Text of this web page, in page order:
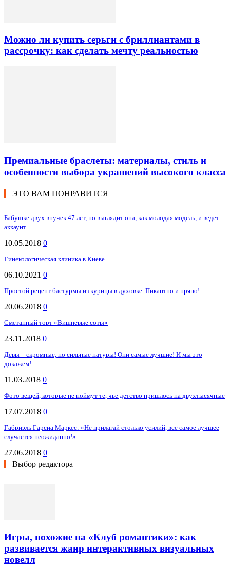
Можно ли купить серьги с бриллиантами в
рассрочку: как сделать мечту реальностью
Премиальные браслеты: материалы, стиль и
особенности выбора украшений высокого класса
ЭТО ВАМ ПОНРАВИТСЯ
Бабушке двух внучек 47 лет, но выглядит она, как молодая модель, и ведет
аккаунт...
10.05.2018 0
Гинекологическая клиника в Киеве
06.10.2021 0
Простой рецепт бастурмы из курицы в духовке. Пикантно и пряно!
20.06.2018 0
Сметанный торт «Вишневые соты»
23.11.2018 0
Девы – скромные, но сильные натуры! Они самые лучшие! И мы это
докажем!
11.03.2018 0
Фото вещей, которые не поймут те, чье детство пришлось на двухтысячные
17.07.2018 0
Габриэль Гарсиа Маркес: «Не прилагай столько усилий, все самое лучшее
случается неожиданно!»
27.06.2018 0
Выбор редактора
Игры, похожие на «Клуб романтики»: как
развивается жанр интерактивных визуальных
новелл